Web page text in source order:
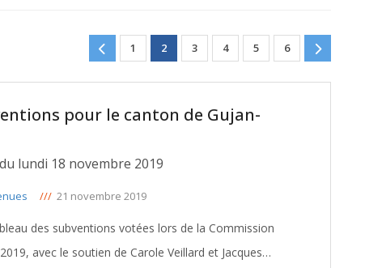
1 2 3 4 5 6
pour le canton de Gujan-
lundi 18 novembre 2019
/// 21 novembre 2019
des subventions votées lors de la Commission
avec le soutien de Carole Veillard et Jacques